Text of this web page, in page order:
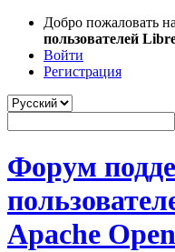
Добро пожаловать на
пользователей
Войти
Регистрация
Форум
Apache